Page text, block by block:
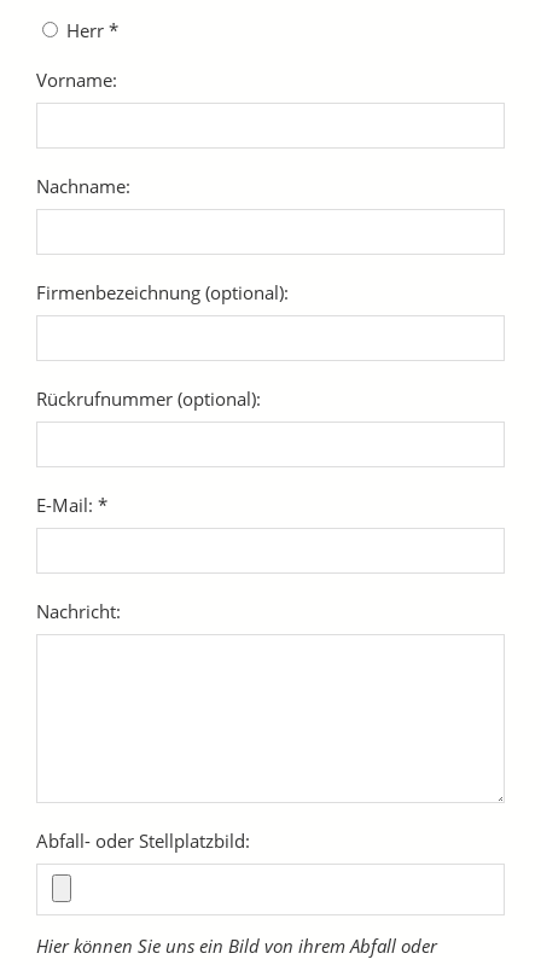
Herr *
Vorname:
Nachname:
Firmenbezeichnung (optional):
Rückrufnummer (optional):
E-Mail: *
Nachricht:
Abfall- oder Stellplatzbild:
Hier können Sie uns ein Bild von ihrem Abfall oder